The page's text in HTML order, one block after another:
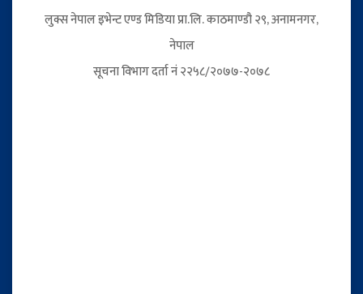
लुक्स नेपाल इभेन्ट एण्ड मिडिया प्रा.लि. काठमाण्डौ २९, अनामनगर,
नेपाल
सूचना विभाग दर्ता नं २२५८/२०७७-२०७८